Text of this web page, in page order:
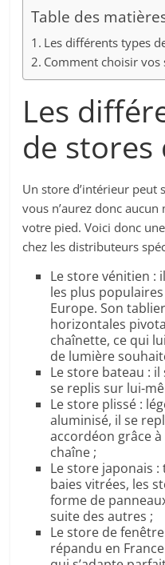
Table des
Les différents types
Comment choisir vos
Les
de stores
Un store d’intérieur peut
vous n’aurez donc
votre pied. Voici donc
chez les distributeurs
Le store vénitien :
les plus
Europe. Son
horizontales
chaînette, ce qui
de lumière
Le store bateau :
se replis sur lui-
Le store plissé :
aluminisé, il se
accordéon grâce
chaîne ;
Le store japonais
baies vitrées, les
forme de
suite des autres ;
Le store de
répandu en